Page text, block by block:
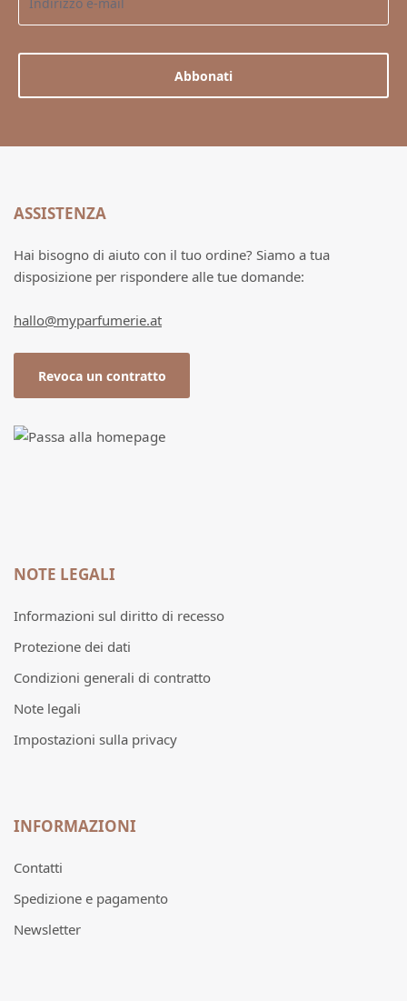
Abbonati
ASSISTENZA
Hai bisogno di aiuto con il tuo ordine? Siamo a tua
disposizione per rispondere alle tue domande:
hallo@myparfumerie.at
Revoca un contratto
NOTE LEGALI
Informazioni sul diritto di recesso
Protezione dei dati
Condizioni generali di contratto
Note legali
Impostazioni sulla privacy
INFORMAZIONI
Contatti
Spedizione e pagamento
Newsletter